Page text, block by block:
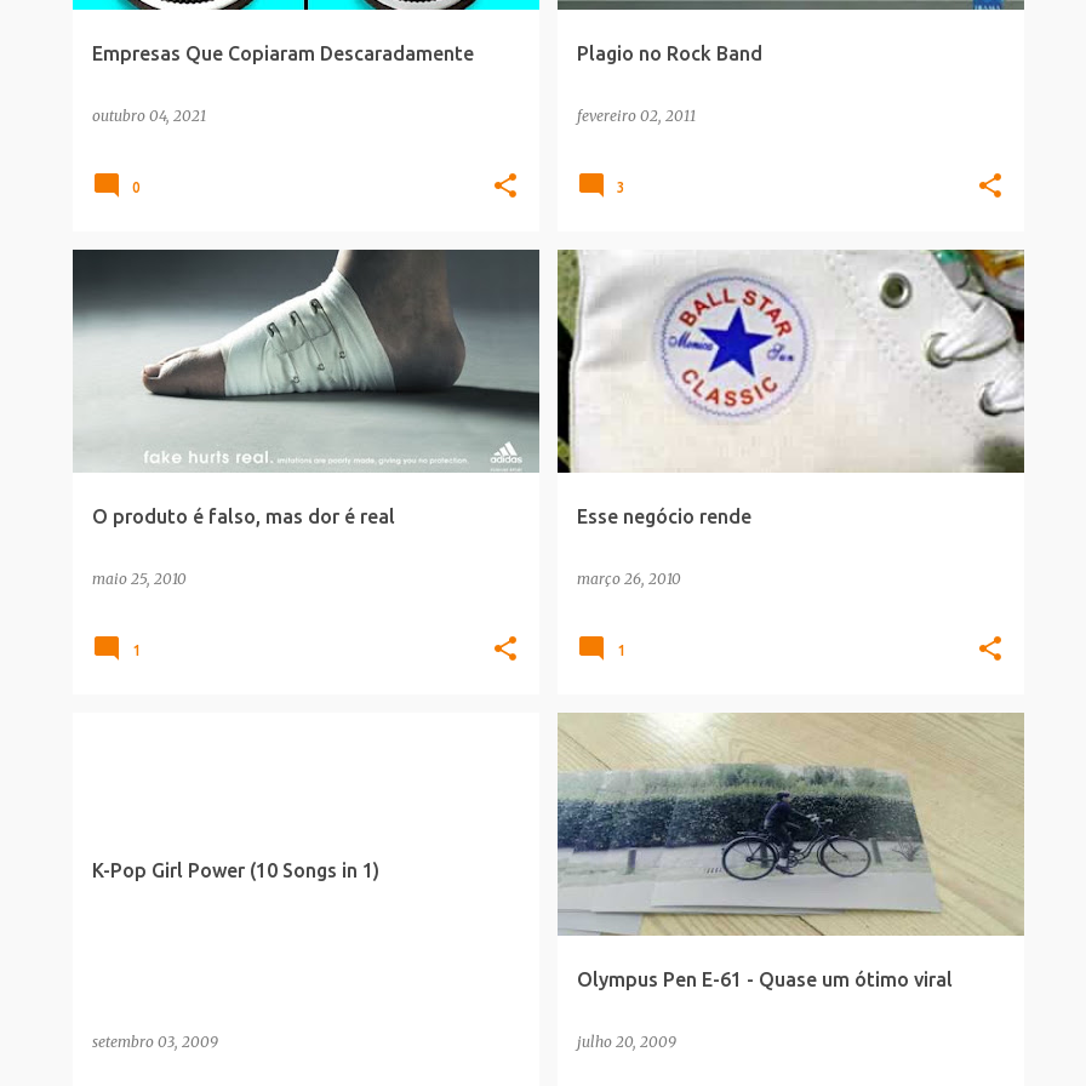
Empresas Que Copiaram Descaradamente
outubro 04, 2021
0
Plagio no Rock Band
fevereiro 02, 2011
3
O produto é falso, mas dor é real
maio 25, 2010
PLAGIO
1
Esse negócio rende
março 26, 2010
FAIL PLAGIO
1
K-Pop Girl Power (10 Songs in 1)
setembro 03, 2009
Olympus Pen E-61 - Quase um ótimo viral
julho 20, 2009
COMERCIAIS PLAGIO VIRAL